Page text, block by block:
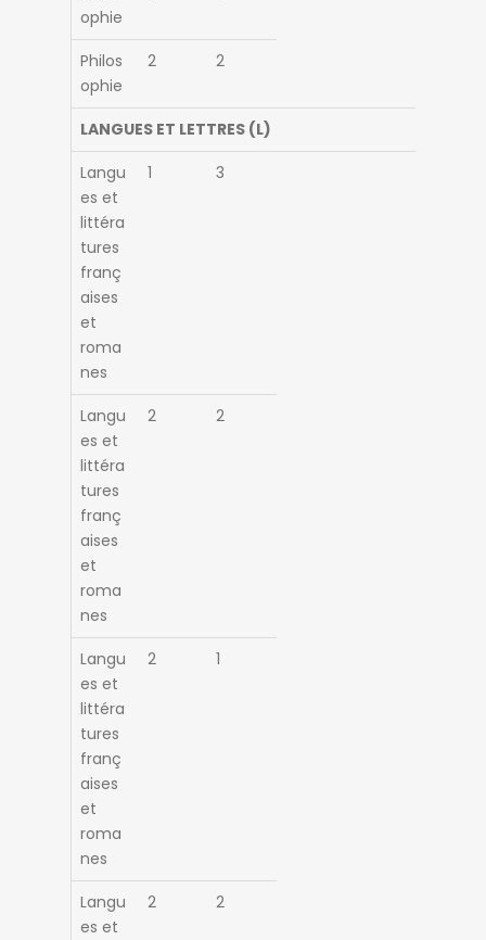
ophie
Philos
ophie
2 2
LANGUES ET LETTRES (L)
Langu
es et
littéra
tures
franç
aises
et
roma
nes
1 3
Langu
es et
littéra
tures
franç
aises
et
roma
nes
2 2
Langu
es et
littéra
tures
franç
aises
et
roma
nes
2 1
Langu
es et
2 2